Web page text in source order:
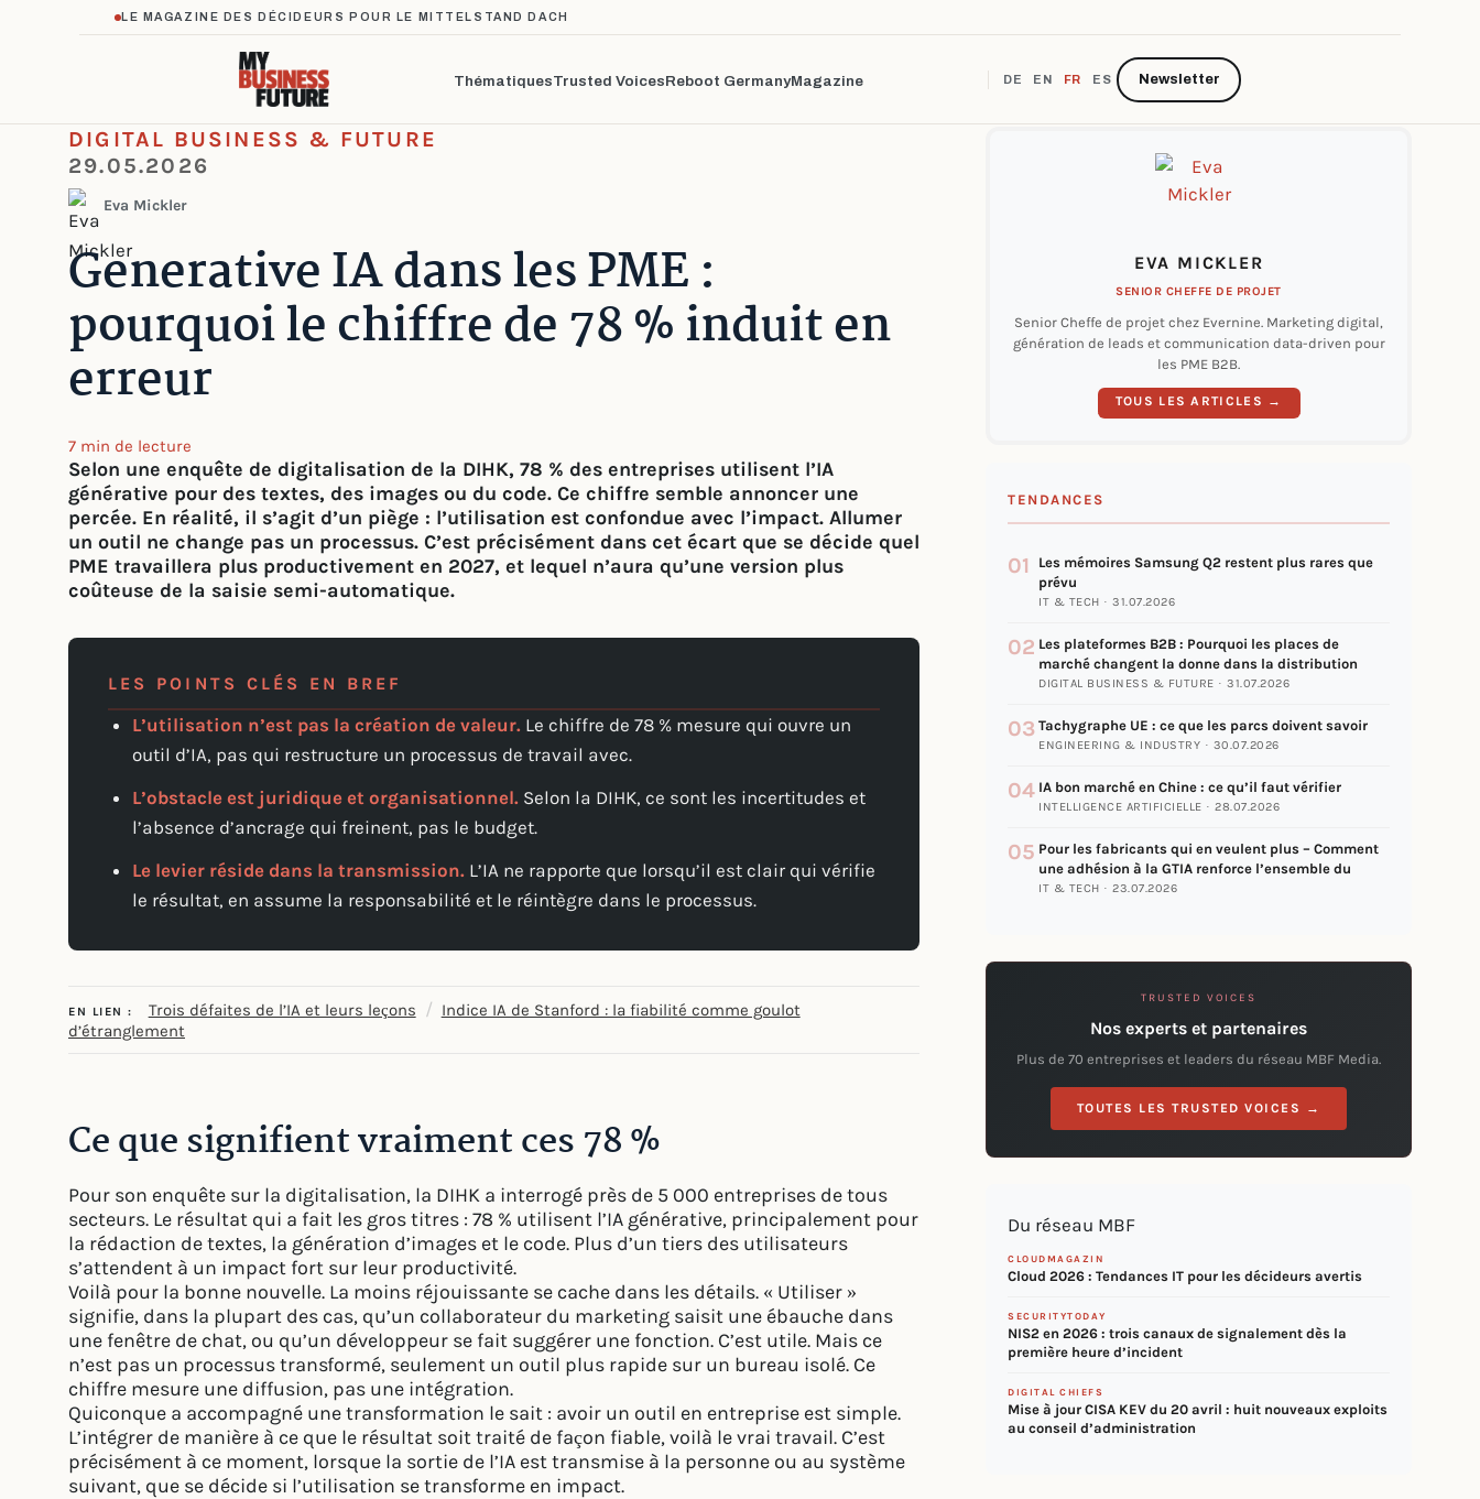
DIGITAL BUSINESS & FUTURE
29.05.2026
Eva Mickler
Generative IA dans les PME :
pourquoi le chiffre de 78 % induit en
erreur
7 min de lecture
Selon une enquête de digitalisation de la DIHK, 78 % des entreprises utilisent l’IA
générative pour des textes, des images ou du code. Ce chiffre semble annoncer une
percée. En réalité, il s’agit d’un piège : l’utilisation est confondue avec l’impact. Allumer
un outil ne change pas un processus. C’est précisément dans cet écart que se décide quel
PME travaillera plus productivement en 2027, et lequel n’aura qu’une version plus
coûteuse de la saisie semi-automatique.
LES POINTS CLÉS EN BREF
L’utilisation n’est pas la création de valeur. Le chiffre de 78 % mesure qui ouvre un
outil d’IA, pas qui restructure un processus de travail avec.
L’obstacle est juridique et organisationnel. Selon la DIHK, ce sont les incertitudes et
l’absence d’ancrage qui freinent, pas le budget.
Le levier réside dans la transmission. L’IA ne rapporte que lorsqu’il est clair qui vérifie
le résultat, en assume la responsabilité et le réintègre dans le processus.
EN LIEN : Trois défaites de l’IA et leurs leçons / Indice IA de Stanford : la fiabilité comme goulot
d’étranglement
Ce que signifient vraiment ces 78 %
Pour son enquête sur la digitalisation, la DIHK a interrogé près de 5 000 entreprises de tous
secteurs. Le résultat qui a fait les gros titres : 78 % utilisent l’IA générative, principalement pour
la rédaction de textes, la génération d’images et le code. Plus d’un tiers des utilisateurs
s’attendent à un impact fort sur leur productivité.
Voilà pour la bonne nouvelle. La moins réjouissante se cache dans les détails. « Utiliser »
signifie, dans la plupart des cas, qu’un collaborateur du marketing saisit une ébauche dans
une fenêtre de chat, ou qu’un développeur se fait suggérer une fonction. C’est utile. Mais ce
n’est pas un processus transformé, seulement un outil plus rapide sur un bureau isolé. Ce
chiffre mesure une diffusion, pas une intégration.
Quiconque a accompagné une transformation le sait : avoir un outil en entreprise est simple.
L’intégrer de manière à ce que le résultat soit traité de façon fiable, voilà le vrai travail. C’est
précisément à ce moment, lorsque la sortie de l’IA est transmise à la personne ou au système
suivant, que se décide si l’utilisation se transforme en impact.
EVA MICKLER
SENIOR CHEFFE DE PROJET
Senior Cheffe de projet chez Evernine. Marketing digital,
génération de leads et communication data-driven pour
les PME B2B.
TOUS LES ARTICLES →
TENDANCES
01
Les mémoires Samsung Q2 restent plus rares que
prévu
IT & TECH · 31.07.2026
02 Les plateformes B2B : Pourquoi les places de
marché changent la donne dans la distribution
DIGITAL BUSINESS & FUTURE · 31.07.2026
03 Tachygraphe UE : ce que les parcs doivent savoir
ENGINEERING & INDUSTRY · 30.07.2026
04 IA bon marché en Chine : ce qu’il faut vérifier
INTELLIGENCE ARTIFICIELLE · 28.07.2026
05 Pour les fabricants qui en veulent plus – Comment
une adhésion à la GTIA renforce l’ensemble du
IT & TECH · 23.07.2026
TRUSTED VOICES
Nos experts et partenaires
Plus de 70 entreprises et leaders du réseau MBF Media.
TOUTES LES TRUSTED VOICES →
Du réseau MBF
CLOUDMAGAZIN
Cloud 2026 : Tendances IT pour les décideurs avertis
SECURITYTODAY
NIS2 en 2026 : trois canaux de signalement dès la
première heure d’incident
DIGITAL CHIEFS
Mise à jour CISA KEV du 20 avril : huit nouveaux exploits
au conseil d’administration
LE MAGAZINE DES DÉCIDEURS POUR LE MITTELSTAND DACH
ThématiquesTrusted VoicesReboot GermanyMagazine DE EN FR ES Newsletter